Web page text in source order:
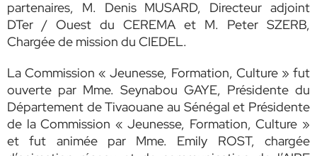
partenaires, M. Denis MUSARD, Directeur adjoint
DTer / Ouest du CEREMA et M. Peter SZERB,
Chargée de mission du CIEDEL.
La Commission « Jeunesse, Formation, Culture » fut
ouverte par Mme. Seynabou GAYE, Présidente du
Département de Tivaouane au Sénégal et Présidente
de la Commission « Jeunesse, Formation, Culture »
et fut animée par Mme. Emily ROST, chargée